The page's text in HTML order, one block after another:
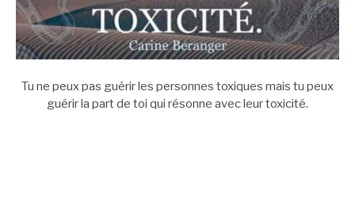
Tu ne peux pas guérir les personnes toxiques mais tu peux
guérir la part de toi qui résonne avec leur toxicité.